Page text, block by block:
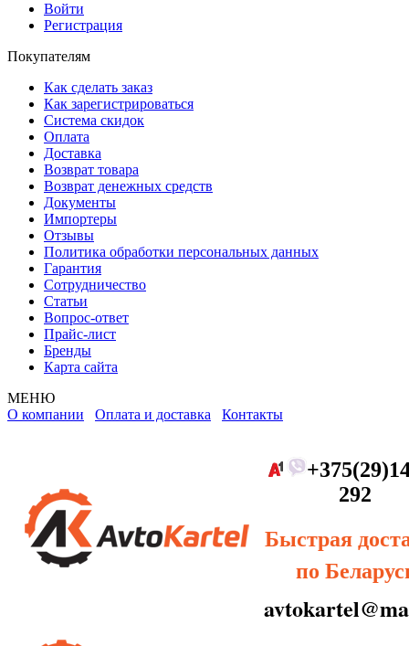
Войти
Регистрация
Покупателям
Как сделать заказ
Как зарегистрироваться
Система скидок
Оплата
Доставка
Возврат товара
Возврат денежных средств
Документы
Импортеры
Отзывы
Политика обработки персональных данных
Гарантия
Сотрудничество
Статьи
Вопрос-ответ
Прайс-лист
Бренды
Карта сайта
МЕНЮ
О компании Оплата и доставка Контакты
292
Быстрая
по